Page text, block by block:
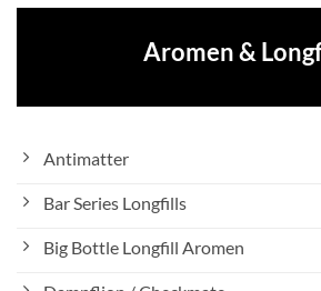
Aromen &
Antimatter
Bar Series Longfills
Big Bottle Longfill Aromen